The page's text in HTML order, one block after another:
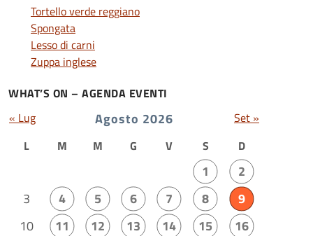
Tortello verde reggiano
Spongata
Lesso di carni
Zuppa inglese
WHAT’S ON – AGENDA EVENTI
Agosto 2026
L M M G V S D
1
2
3
4 5 6 7 8
9
10
11 12 13 14 15
16
« Lug Set »